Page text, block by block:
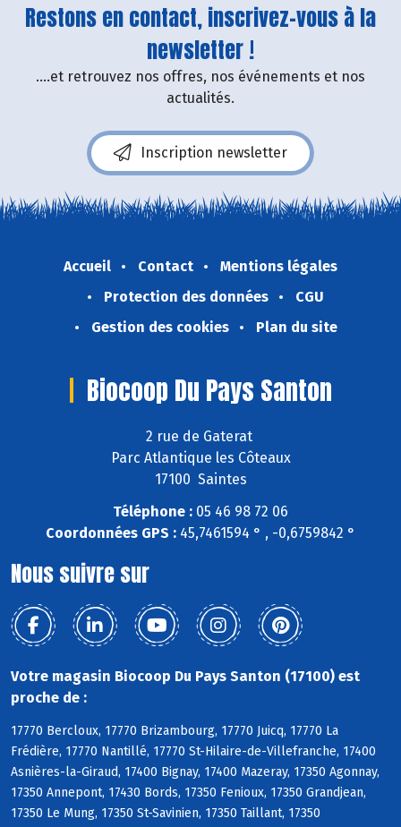
Restons en contact, inscrivez-vous à la
newsletter !
....et retrouvez nos offres, nos événements et nos
actualités.
Inscription newsletter
Accueil Contact
Mentions légales
Protection des données
CGU
Gestion des cookies
Plan du site
Biocoop Du Pays Santon
2 rue de Gaterat
Parc Atlantique les Côteaux
17100 Saintes
Téléphone : 05 46 98 72 06
Coordonnées GPS : 45,7461594 ° , -0,6759842 °
Nous suivre sur
Votre magasin Biocoop Du Pays Santon (17100) est
proche de :
17770 Bercloux, 17770 Brizambourg, 17770 Juicq, 17770 La
Frédière, 17770 Nantillé, 17770 St-Hilaire-de-Villefranche, 17400
Asnières-la-Giraud, 17400 Bignay, 17400 Mazeray, 17350 Agonnay,
17350 Annepont, 17430 Bords, 17350 Fenioux, 17350 Grandjean,
17350 Le Mung, 17350 St-Savinien, 17350 Taillant, 17350